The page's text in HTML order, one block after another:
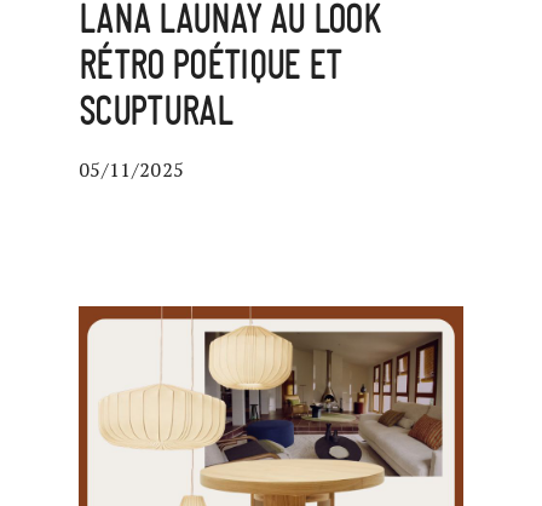
LANA LAUNAY AU LOOK
RÉTRO POÉTIQUE ET
SCUPTURAL
05/11/2025